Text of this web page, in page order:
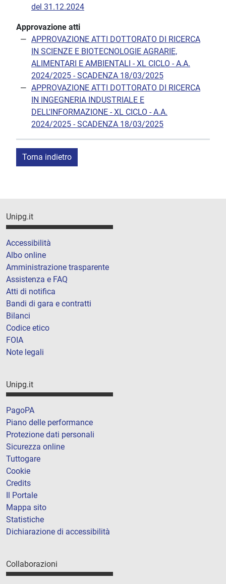
del 31.12.2024
Approvazione atti
APPROVAZIONE ATTI DOTTORATO DI RICERCA
IN SCIENZE E BIOTECNOLOGIE AGRARIE,
ALIMENTARI E AMBIENTALI - XL CICLO - A.A.
2024/2025 - SCADENZA 18/03/2025
APPROVAZIONE ATTI DOTTORATO DI RICERCA
IN INGEGNERIA INDUSTRIALE E
DELL'INFORMAZIONE - XL CICLO - A.A.
2024/2025 - SCADENZA 18/03/2025
Torna indietro
Unipg.it
Accessibilità
Albo online
Amministrazione trasparente
Assistenza e FAQ
Atti di notifica
Bandi di gara e contratti
Bilanci
Codice etico
FOIA
Note legali
Unipg.it
PagoPA
Piano delle performance
Protezione dati personali
Sicurezza online
Tuttogare
Cookie
Credits
Il Portale
Mappa sito
Statistiche
Dichiarazione di accessibilità
Collaborazioni